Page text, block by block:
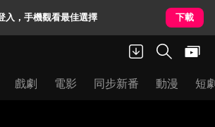
入，手機觀看最佳選擇 下載
戲劇 電影 同步新番 動漫 短